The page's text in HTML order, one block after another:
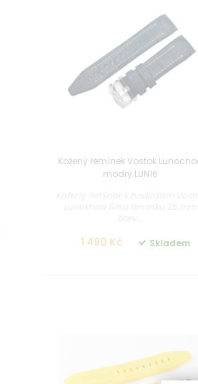
Kožený řemínek Vostok
modrý LUN16
1 490 Kč Skladem